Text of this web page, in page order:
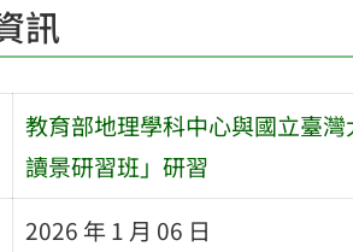
訊
教育部地理學科中心與國立臺
讀景研習班」研習
2026 年 1 月 06 日